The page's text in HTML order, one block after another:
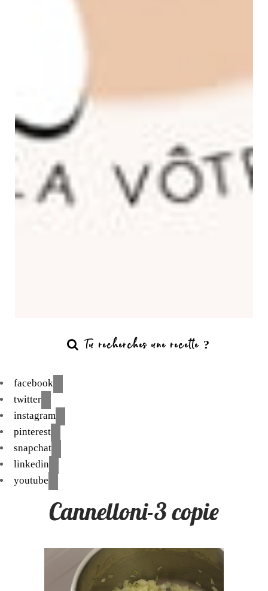
facebook
twitter
instagram
pinterest
snapchat
linkedin
youtube
Cannelloni-3 copie